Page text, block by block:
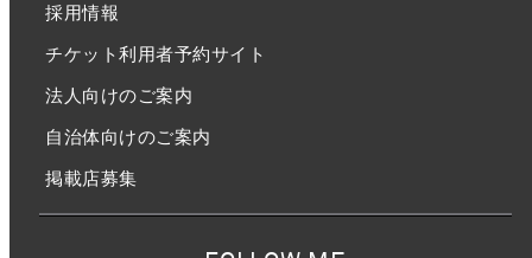
採用情報
チケット利用者予約サイト
法人向けのご案内
自治体向けのご案内
掲載店募集